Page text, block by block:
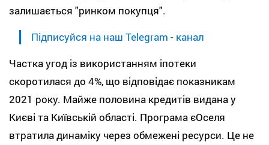
залишається "ринком покупця".
Підписуйся на наш Telegram - канал
Частка угод із використанням іпотеки
скоротилася до 4%, що відповідає показникам
2021 року. Майже половина кредитів видана у
Києві та Київській області. Програма єОселя
втратила динаміку через обмежені ресурси. Це не